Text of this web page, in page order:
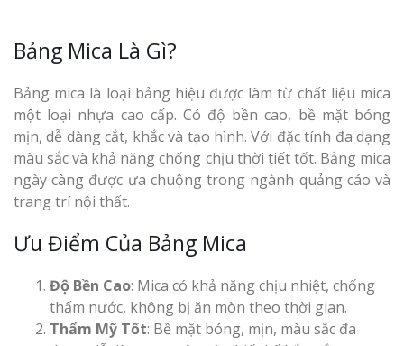
Bảng Mica Là Gì?
Bảng mica là loại bảng hiệu được làm từ chất liệu mica
một loại nhựa cao cấp. Có độ bền cao, bề mặt bóng
mịn, dễ dàng cắt, khắc và tạo hình. Với đặc tính đa dạng
màu sắc và khả năng chống chịu thời tiết tốt. Bảng mica
ngày càng được ưa chuộng trong ngành quảng cáo và
trang trí nội thất.
Ưu Điểm Của Bảng Mica
Độ Bền Cao: Mica có khả năng chịu nhiệt, chống
thấm nước, không bị ăn mòn theo thời gian.
Thẩm Mỹ Tốt: Bề mặt bóng, mịn, màu sắc đa